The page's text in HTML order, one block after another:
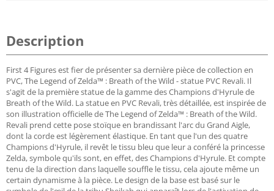
Description
First 4 Figures est fier de présenter sa dernière pièce de collection en
PVC, The Legend of Zelda™ : Breath of the Wild - statue PVC Revali. Il
s'agit de la première statue de la gamme des Champions d'Hyrule de
Breath of the Wild. La statue en PVC Revali, très détaillée, est inspirée de
son illustration officielle de The Legend of Zelda™ : Breath of the Wild.
Revali prend cette pose stoïque en brandissant l'arc du Grand Aigle,
dont la corde est légèrement élastique. En tant que l'un des quatre
Champions d'Hyrule, il revêt le tissu bleu que leur a conféré la princesse
Zelda, symbole qu'ils sont, en effet, des Champions d'Hyrule. Et compte
tenu de la direction dans laquelle souffle le tissu, cela ajoute même un
certain dynamisme à la pièce. Le design de la base est basé sur le